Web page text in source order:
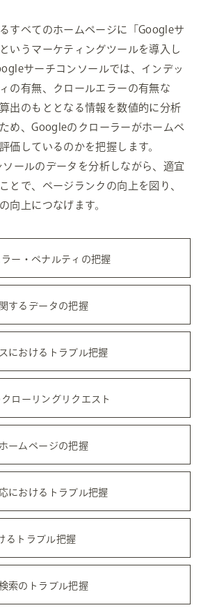
すべてのホームページに「Googleサ
いうマーケティングツールを導入し
サーチコンソールでは、インデッ
の有無、クロールエラーの有無な
出のもととなる情報を数値的に分析
め、Googleのクローラーがホームペ
価しているのかを把握します。
ールのデータを分析しながら、適宜
とで、ページランクの向上を図り、
向上につなげます。
ー・ ペナルティの把握
する データの把握
におけるトラブル把握
ロー リングリクエスト
ホームページの把握
におけるトラブル把握
る トラブル把握
索の トラブル把握